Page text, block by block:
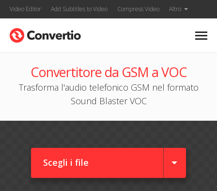
Video Editor Add Subtitles to Video Compress Video Altro
Convertitore da GSM a VOC
Trasforma l'audio telefonico GSM nel formato
Sound Blaster VOC
Scegli i file